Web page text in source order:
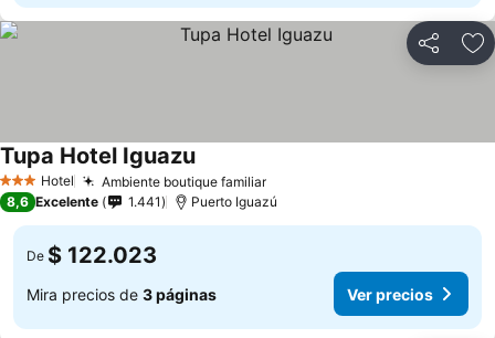
Compartir
3 Estrellas
Hotel Ambiente boutique familiarVer precios
Tupa Hotel IguazuVer precios
8,6 Excelente 1.441 Puerto Iguazú
De $ 122.023
Mira precios de 3 páginas Ver precios